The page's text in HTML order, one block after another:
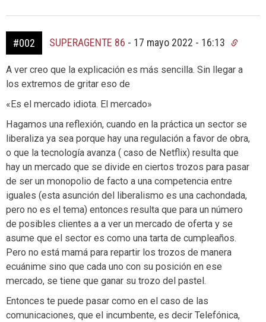
#002 SUPERAGENTE 86 - 17 mayo 2022 - 16:13
A ver creo que la explicación es más sencilla. Sin llegar a
los extremos de gritar eso de
«Es el mercado idiota. El mercado»
Hagamos una reflexión, cuando en la práctica un sector se
liberaliza ya sea porque hay una regulación a favor de obra,
o que la tecnología avanza ( caso de Netflix) resulta que
hay un mercado que se divide en ciertos trozos para pasar
de ser un monopolio de facto a una competencia entre
iguales (esta asunción del liberalismo es una cachondada,
pero no es el tema) entonces resulta que para un número
de posibles clientes a a ver un mercado de oferta y se
asume que el sector es como una tarta de cumpleaños.
Pero no está mamá para repartir los trozos de manera
ecuánime sino que cada uno con su posición en ese
mercado, se tiene que ganar su trozo del pastel.
Entonces te puede pasar como en el caso de las
comunicaciones, que el incumbente, es decir Telefónica,